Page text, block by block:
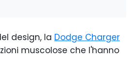
design, la Dodge Charger
muscolose che l'hanno